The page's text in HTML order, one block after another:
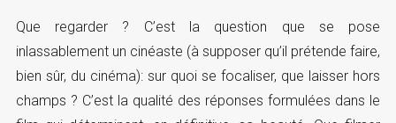
Que regarder ? C’est la question que se pose
inlassablement un cinéaste (à supposer qu’il prétende faire,
bien sûr, du cinéma): sur quoi se focaliser, que laisser hors
champs ? C’est la qualité des réponses formulées dans le